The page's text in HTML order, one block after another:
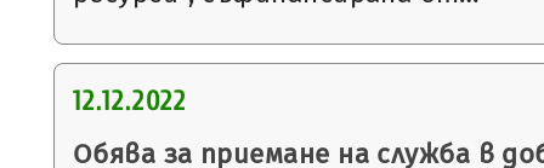
12.12.2022
Обява за приемане на служба в